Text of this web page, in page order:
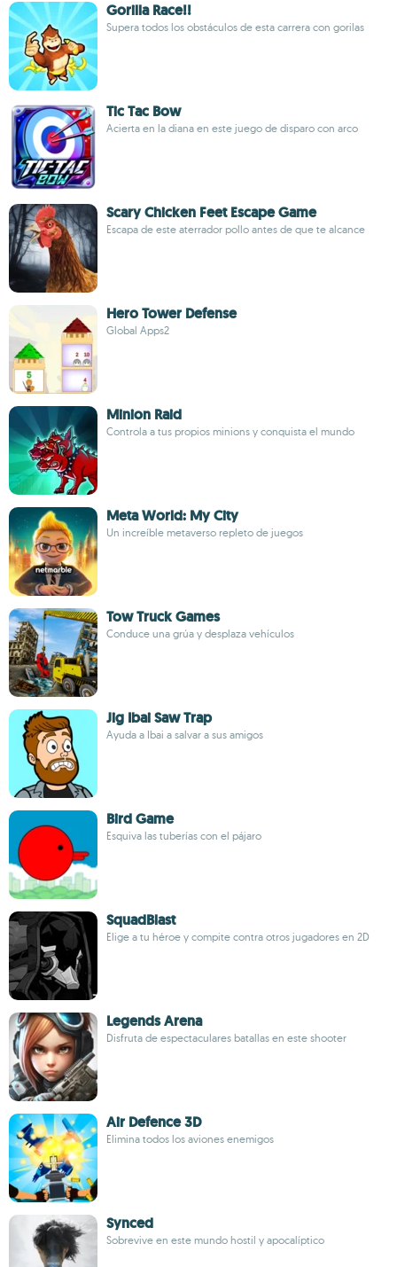
Gorilla Race!!
Supera todos los obstáculos de esta carrera con gorilas
Tic Tac Bow
Acierta en la diana en este juego de disparo con arco
Scary Chicken Feet Escape Game
Escapa de este aterrador pollo antes de que te alcance
Hero Tower Defense
Global Apps2
Minion Raid
Controla a tus propios minions y conquista el mundo
Meta World: My City
Un increíble metaverso repleto de juegos
Tow Truck Games
Conduce una grúa y desplaza vehículos
Jig Ibai Saw Trap
Ayuda a Ibai a salvar a sus amigos
Bird Game
Esquiva las tuberías con el pájaro
SquadBlast
Elige a tu héroe y compite contra otros jugadores en 2D
Legends Arena
Disfruta de espectaculares batallas en este shooter
Air Defence 3D
Elimina todos los aviones enemigos
Synced
Sobrevive en este mundo hostil y apocalíptico